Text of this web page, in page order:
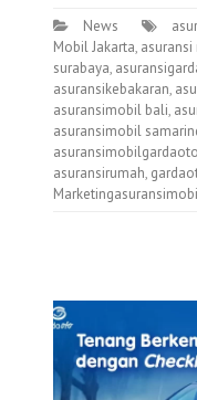
News
Mobil Jakarta,
surabaya,
asuransikebakaran,
asuransimobil bali,
asuransimobil
asuransimobilgardaoto
asuransirumah,